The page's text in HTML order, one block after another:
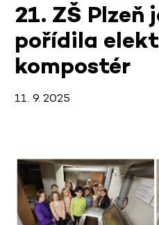
21. ZŠ Plzeň
pořídila
kompostér
11. 9. 2025